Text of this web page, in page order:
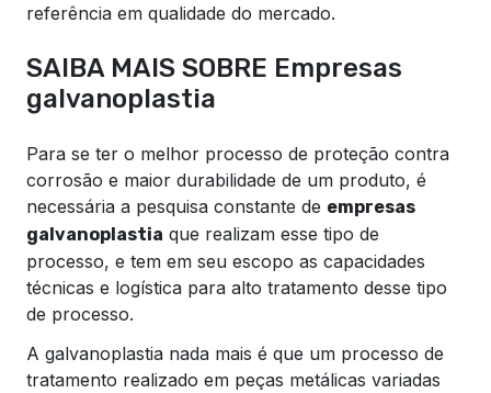
referência em qualidade do mercado.
SAIBA MAIS SOBRE Empresas
galvanoplastia
Para se ter o melhor processo de proteção contra
corrosão e maior durabilidade de um produto, é
necessária a pesquisa constante de empresas
galvanoplastia que realizam esse tipo de
processo, e tem em seu escopo as capacidades
técnicas e logística para alto tratamento desse tipo
de processo.
A galvanoplastia nada mais é que um processo de
tratamento realizado em peças metálicas variadas